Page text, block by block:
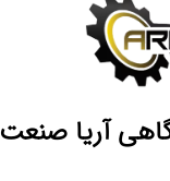
آریا صنعت